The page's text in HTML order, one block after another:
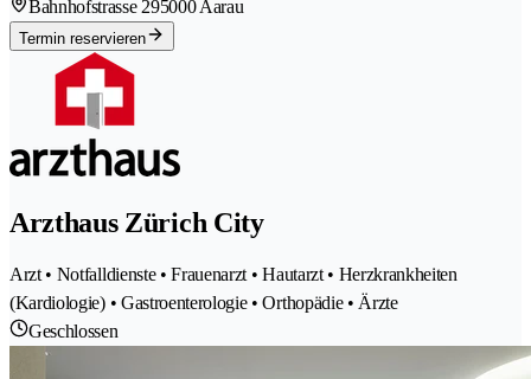
Bahnhofstrasse 295000 Aarau
Termin reservieren
Arzthaus Zürich City
Arzt • Notfalldienste • Frauenarzt • Hautarzt • Herzkrankheiten
(Kardiologie) • Gastroenterologie • Orthopädie • Ärzte
Geschlossen